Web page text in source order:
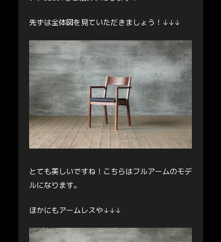
先ずは全体図を見ていただきましょう！↓↓↓
とても美しいですね！こちらはフルアームのモデ
ルになります。
ほかにもアームレスや↓↓↓